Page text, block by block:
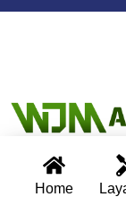
Home
Wijaya AC Mobil